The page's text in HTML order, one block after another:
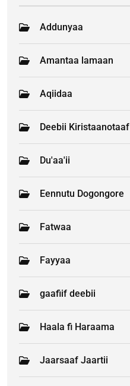
Addunyaa
Amantaa lamaan
Aqiidaa
Deebii Kiristaanotaaf
Du'aa'ii
Eennutu Dogongore
Fatwaa
Fayyaa
gaafiif deebii
Haala fi Haraama
Jaarsaaf Jaartii